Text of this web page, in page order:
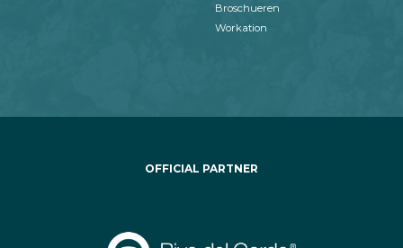
Broschueren
Workation
OFFICIAL PARTNER